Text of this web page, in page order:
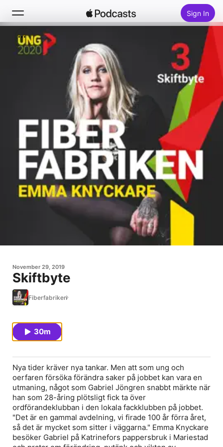
Sign In
Search
Top Charts
November 29, 2019
Skiftbyte
Fiberfabriken
30m
Nya tider kräver nya tankar. Men att som ung och
oerfaren försöka förändra saker på jobbet kan vara en
utmaning, något som Gabriel Jöngren snabbt märkte när
han som 28-åring plötsligt fick ta över
ordförandeklubban i den lokala fackklubben på jobbet.
"Det är en gammal avdelning, vi firade 100 år förra året,
så det är mycket som sitter i väggarna." Emma Knyckare
besöker Gabriel på Katrinefors pappersbruk i Mariestad